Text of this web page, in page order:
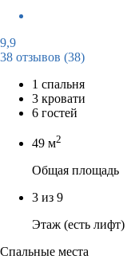
9,9
38 отзывов (38)
1 спальня
3 кровати
6 гостей
49 м2
Общая площадь
3 из 9
Этаж (есть лифт)
Спальные места